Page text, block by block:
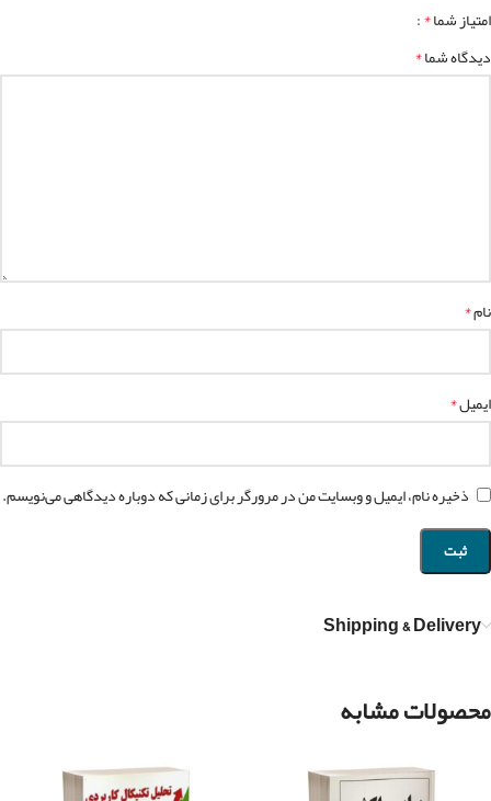
امتیاز شما*
دیدگاه شما*
نام*
ایمیل*
ذخیره نام، ایمیل و وبسایت من در مرورگر برای زمانی که دوباره دیدگاهی می‌نویسم.
Shipping & Delivery
محصولات مشابه